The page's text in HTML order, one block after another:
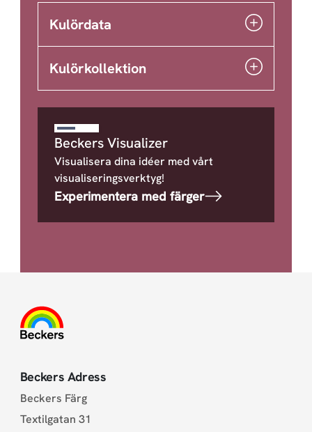
Kulördata
Kulörkollektion
Beckers Visualizer
Visualisera dina idéer med vårt
visualiseringsverktyg!
Experimentera med färger
Beckers Adress
Beckers Färg
Textilgatan 31